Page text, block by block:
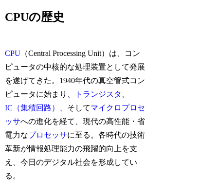
CPUの歴史
CPU （Central Processing Unit）は、コン
ピュータの中核的な処理装置として発展
を遂げてきた。1940年代の真空管式コン
ピュータに始まり、
トランジスタ
IC（集積回路）
、そしてマイクロプロセ
ッサへの進化を経て、現代の高性能・省
電力なプロセッサに至る。各時代の技術
革新が情報処理能力の飛躍的向上を支
え、今日のデジタル社会を形成してい
る。